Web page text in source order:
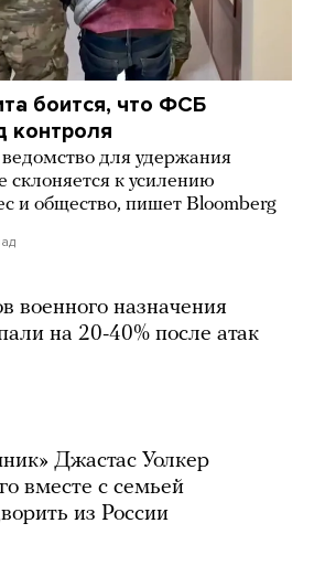
боится, что ФСБ
контроля
для удержания
склоняется к усилению
и общество, пишет Bloomberg
военного назначения
на 20-40% после атак
Джастас Уолкер
вместе с семьей
из России